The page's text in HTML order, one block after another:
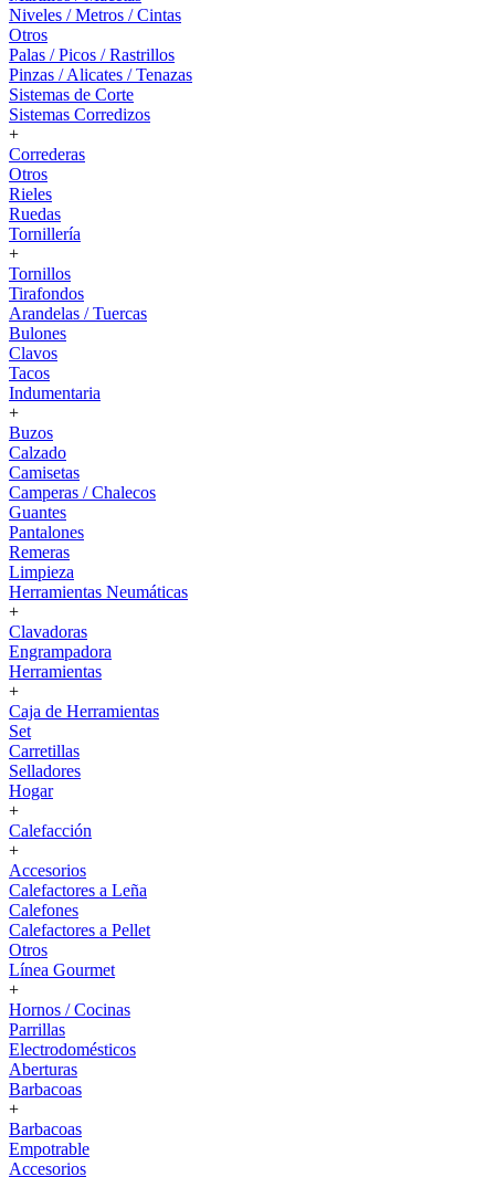
Niveles / Metros / Cintas
Otros
Palas / Picos / Rastrillos
Pinzas / Alicates / Tenazas
Sistemas de Corte
Sistemas Corredizos
+
Correderas
Otros
Rieles
Ruedas
Tornillería
+
Tornillos
Tirafondos
Arandelas / Tuercas
Bulones
Clavos
Tacos
Indumentaria
+
Buzos
Calzado
Camisetas
Camperas / Chalecos
Guantes
Pantalones
Remeras
Limpieza
Herramientas Neumáticas
+
Clavadoras
Engrampadora
Herramientas
+
Caja de Herramientas
Set
Carretillas
Selladores
Hogar
+
Calefacción
+
Accesorios
Calefactores a Leña
Calefones
Calefactores a Pellet
Otros
Línea Gourmet
+
Hornos / Cocinas
Parrillas
Electrodomésticos
Aberturas
Barbacoas
+
Barbacoas
Empotrable
Accesorios